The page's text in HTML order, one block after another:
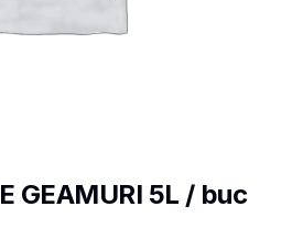
GEAMURI 5L / buc